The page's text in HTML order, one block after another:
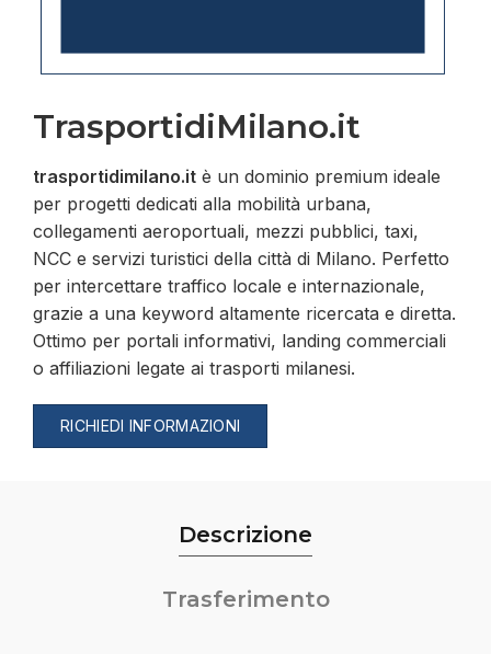
TrasportidiMilano.it
trasportidimilano.it è un dominio premium ideale
per progetti dedicati alla mobilità urbana,
collegamenti aeroportuali, mezzi pubblici, taxi,
NCC e servizi turistici della città di Milano. Perfetto
per intercettare traffico locale e internazionale,
grazie a una keyword altamente ricercata e diretta.
Ottimo per portali informativi, landing commerciali
o affiliazioni legate ai trasporti milanesi.
RICHIEDI INFORMAZIONI
Descrizione
Trasferimento